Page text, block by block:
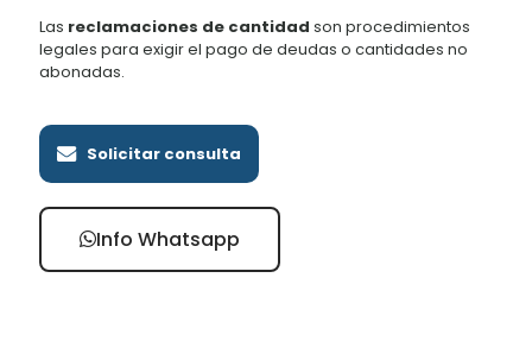
Las reclamaciones de cantidad son procedimientos
legales para exigir el pago de deudas o cantidades no
abonadas.
Solicitar consulta
Info Whatsapp